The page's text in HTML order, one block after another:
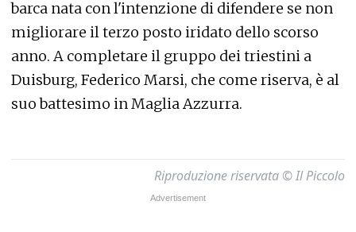
barca nata con l'intenzione di difendere se non
migliorare il terzo posto iridato dello scorso
anno. A completare il gruppo dei triestini a
Duisburg, Federico Marsi, che come riserva, è al
suo battesimo in Maglia Azzurra.
Riproduzione riservata © Il Piccolo